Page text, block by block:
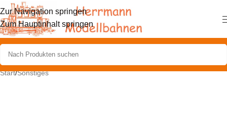
Zur Navigation springen
Zum Hauptinhalt springen
Start/Sonstiges